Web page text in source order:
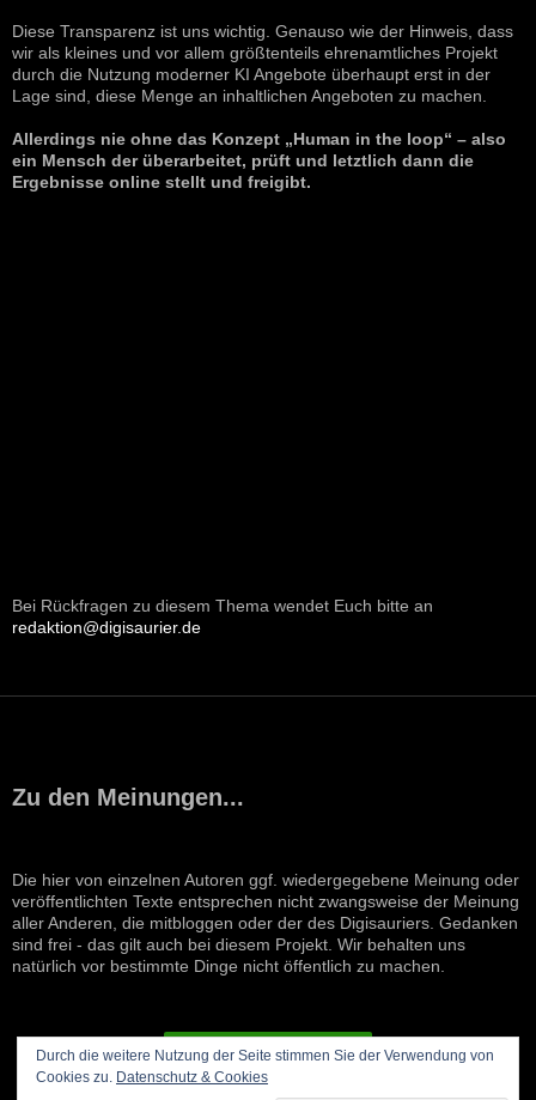
Diese Transparenz ist uns wichtig. Genauso wie der Hinweis, dass
wir als kleines und vor allem größtenteils ehrenamtliches Projekt
durch die Nutzung moderner KI Angebote überhaupt erst in der
Lage sind, diese Menge an inhaltlichen Angeboten zu machen.
Allerdings nie ohne das Konzept „Human in the loop“ – also
ein Mensch der überarbeitet, prüft und letztlich dann die
Ergebnisse online stellt und freigibt.
Bei Rückfragen zu diesem Thema wendet Euch bitte an
redaktion@digisaurier.de
Zu den Meinungen...
Die hier von einzelnen Autoren ggf. wiedergegebene Meinung oder
veröffentlichten Texte entsprechen nicht zwangsweise der Meinung
aller Anderen, die mitbloggen oder der des Digisauriers. Gedanken
sind frei - das gilt auch bei diesem Projekt. Wir behalten uns
natürlich vor bestimmte Dinge nicht öffentlich zu machen.
VERTRAG WIDERRUFEN
Durch die weitere Nutzung der Seite stimmen Sie der Verwendung von
Cookies zu. Datenschutz & Cookies